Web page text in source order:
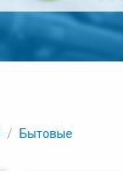
/ Бытовые